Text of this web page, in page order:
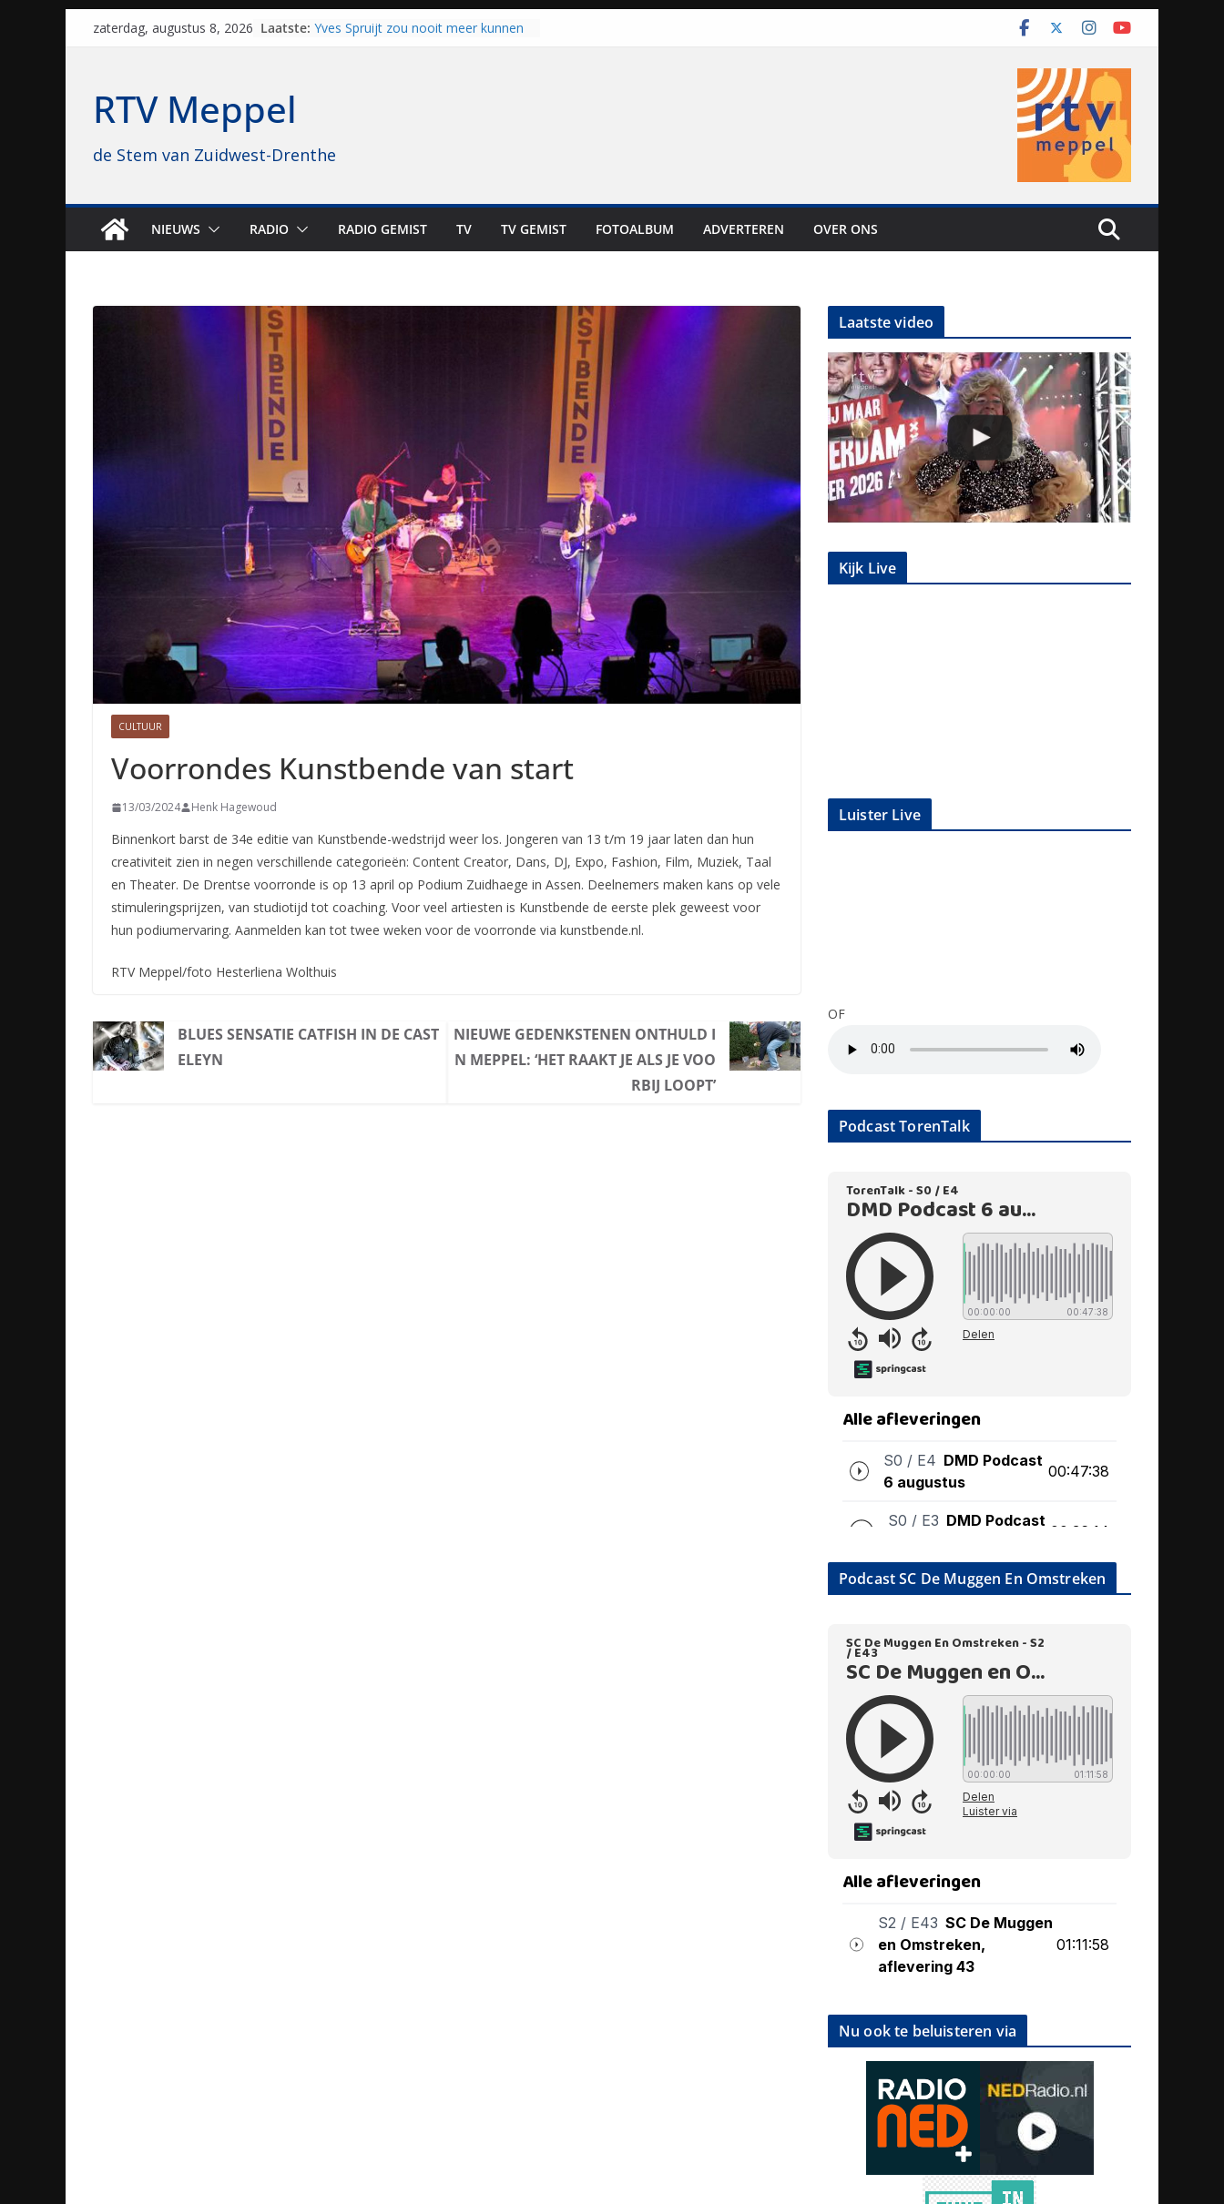
zaterdag, augustus 8, 2026 Laatste:
Staphorst maakt zich op voor
brullende motoren: internationale
Beker
genomen
Luxor neemt bioscoop in
RTV Meppel
de Stem van Zuidwest-Drenthe
NIEUWS RADIO RADIO GEMIST TV TV GEMIST FOTOALBUM ADVERTEREN OVER ONS
CULTUUR
Voorrondes Kunstbende van start
13/03/2024 Henk Hagewoud
Binnenkort barst de 34e editie van Kunstbende-wedstrijd weer los. Jongeren van 13 t/m 19 jaar laten dan hun
creativiteit zien in negen verschillende categorieën: Content Creator, Dans, DJ, Expo, Fashion, Film, Muziek, Taal
en Theater. De Drentse voorronde is op 13 april op Podium Zuidhaege in Assen. Deelnemers maken kans op vele
stimuleringsprijzen, van studiotijd tot coaching. Voor veel artiesten is Kunstbende de eerste plek geweest voor
hun podiumervaring. Aanmelden kan tot twee weken voor de voorronde via kunstbende.nl.
RTV Meppel/foto Hesterliena Wolthuis
BLUES SENSATIE CATFISH IN DE CAST
ELEYN
NIEUWE GEDENKSTENEN ONTHULD I
N MEPPEL: ‘HET RAAKT JE ALS JE VOO
RBIJ LOOPT’
Laatste video
Kijk Live
Luister Live
OF
Podcast TorenTalk
Podcast SC De Muggen En Omstreken
Nu ook te beluisteren via